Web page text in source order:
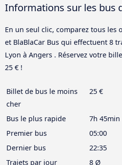
Informations sur les bus
En un seul clic, comparez tous les
et BlaBlaCar Bus qui effectuent 8
Lyon à Angers . Réservez votre
25 € !
Billet de bus le moins
cher
25 €
Bus le plus rapide
7h 45min
Premier bus
05:00
Dernier bus
22:35
Trajets par jour
8 Ø